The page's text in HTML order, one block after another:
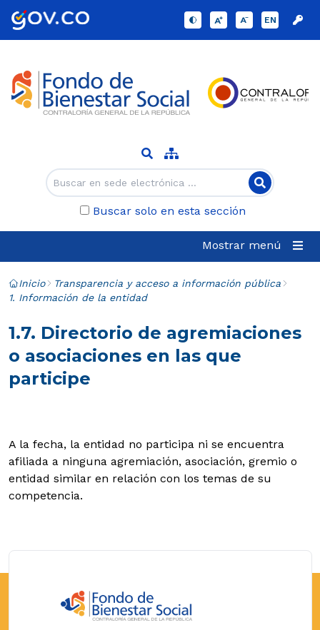
EN
Buscar solo en esta sección
Mostrar menú
Inicio
Transparencia y acceso a información pública
1. Información de la entidad
1.7. Directorio de agremiaciones
o asociaciones en las que
participe
A la fecha, la entidad no participa ni se encuentra
afiliada a ninguna agremiación, asociación, gremio o
entidad similar en relación con los temas de su
competencia.